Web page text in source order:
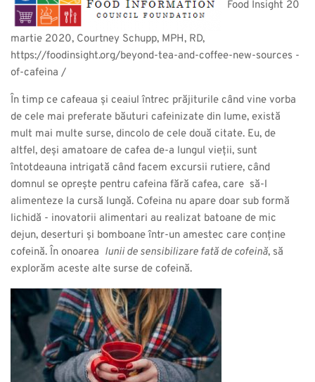
Food Insight 20
martie 2020, Courtney Schupp, MPH, RD,
https://foodinsight.org/beyond-tea-and-coffee-new-sources -
of-cafeina /
În timp ce cafeaua și ceaiul întrec prăjiturile când vine vorba
de cele mai preferate băuturi cafeinizate din lume, există
mult mai multe surse, dincolo de cele două citate. Eu, de
altfel, deși amatoare de cafea de-a lungul vieții, sunt
întotdeauna intrigată când facem excursii rutiere, când
domnul se oprește pentru cafeina fără cafea, care să-l
alimenteze la cursă lungă. Cofeina nu apare doar sub formă
lichidă - inovatorii alimentari au realizat batoane de mic
dejun, deserturi și bomboane într-un amestec care conține
cofeină. În onoarea lunii de sensibilizare fată de cofeină, să
explorăm aceste alte surse de cofeină.